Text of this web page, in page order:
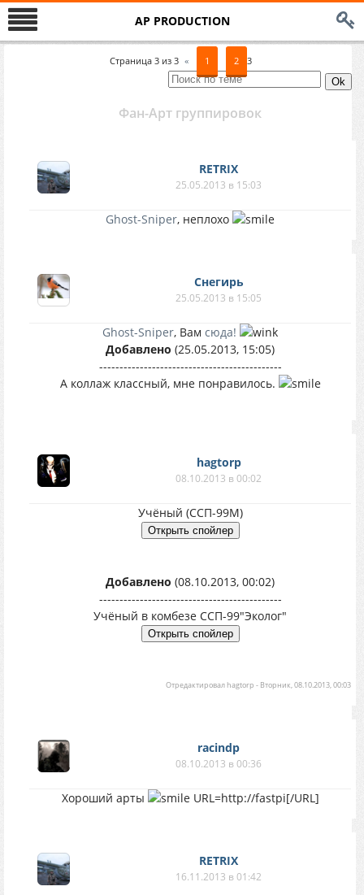
AP PRODUCTION
Страница 3 из 3 « 1 2 3
Фан-Арт группировок
RETRIX
25.05.2013 в 15:03
Ghost-Sniper, неплохо
Снегирь
25.05.2013 в 15:05
Ghost-Sniper, Вам сюда!
Добавлено (25.05.2013, 15:05)
---------------------------------------------
А коллаж классный, мне понравилось.
hagtorp
08.10.2013 в 00:02
Учёный (ССП-99М)
Добавлено (08.10.2013, 00:02)
---------------------------------------------
Учёный в комбезе ССП-99"Эколог"
Отредактировал hagtorp - Вторник, 08.10.2013, 00:03
racindp
08.10.2013 в 00:36
Хороший арты URL=http://fastpi[/URL]
RETRIX
16.11.2013 в 01:42